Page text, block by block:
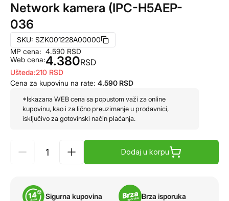
Network kamera (IPC-H5AEP-
036
SKU: SZK001228A00000
MP cena:
Web cena:
4.590 RSD
4.380RSD
Ušteda:210 RSD
Cena za kupovinu na rate: 4.590 RSD
*Iskazana WEB cena sa popustom važi za online
kupovinu, kao i za lično preuzimanje u prodavnici,
isključivo za gotovinski način plaćanja.
Dodaj u korpu
Sigurna kupovina Brza isporuka